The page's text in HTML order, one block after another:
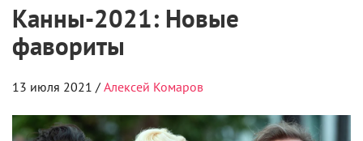
Канны-2021: Новые
фавориты
13 июля 2021 / Алексей Комаров